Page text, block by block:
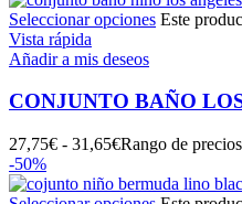
Seleccionar opciones Este
Vista rápida
Añadir a mis deseos
CONJUNTO BAÑO
27,75€ - 31,65€Rango de
-50%